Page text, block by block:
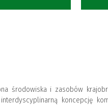
środowiska i zasobów
koncepcję